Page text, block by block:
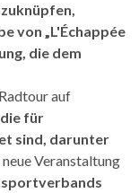
von „L'Échappée
die dem
auf
für
sind, darunter
neue Veranstaltung